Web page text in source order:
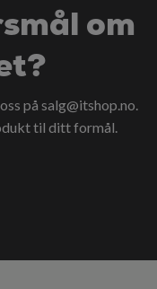
om
på salg@itshop.no.
til ditt formål.